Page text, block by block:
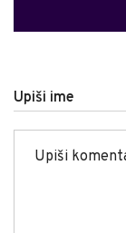
Upiši ime